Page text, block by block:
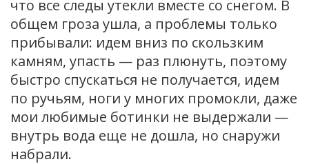
что все следы утекли вместе со снегом. В
общем гроза ушла, а проблемы только
прибывали: идем вниз по скользким
камням, упасть — раз плюнуть, поэтому
быстро спускаться не получается, идем
по ручьям, ноги у многих промокли, даже
мои любимые ботинки не выдержали —
внутрь вода еще не дошла, но снаружи
набрали.